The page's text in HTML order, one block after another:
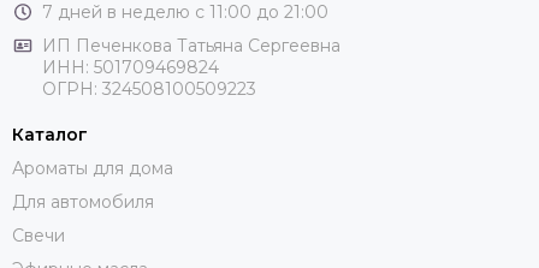
7 дней в неделю с 11:00 до 21:00
ИП Печенкова Татьяна Сергеевна
ИНН: 501709469824
ОГРН: 324508100509223
Каталог
Ароматы для дома
Для автомобиля
Свечи